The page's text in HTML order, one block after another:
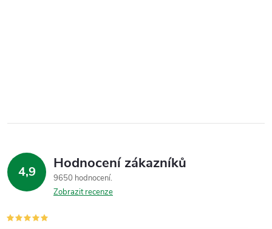
4,9 Hodnocení zákazníků
9650 hodnocení
Zobrazit recenze